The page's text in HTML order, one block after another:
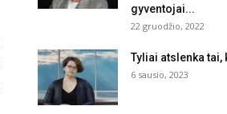
gyventojai...
22 gruodžio, 2022
Tyliai atslenka tai,
6 sausio, 2023